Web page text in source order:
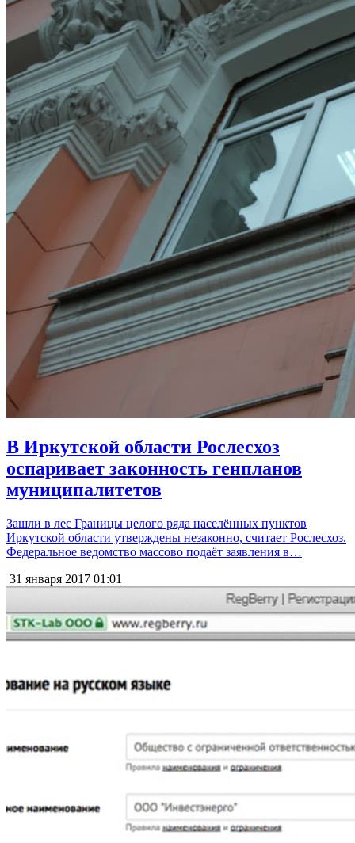
В Иркутской области Рослесхоз
оспаривает законность генпланов
муниципалитетов
Зашли в лес Границы целого ряда населённых пунктов
Иркутской области утверждены незаконно, считает Рослесхоз.
Федеральное ведомство массово подаёт заявления в…
31 января 2017 01:01